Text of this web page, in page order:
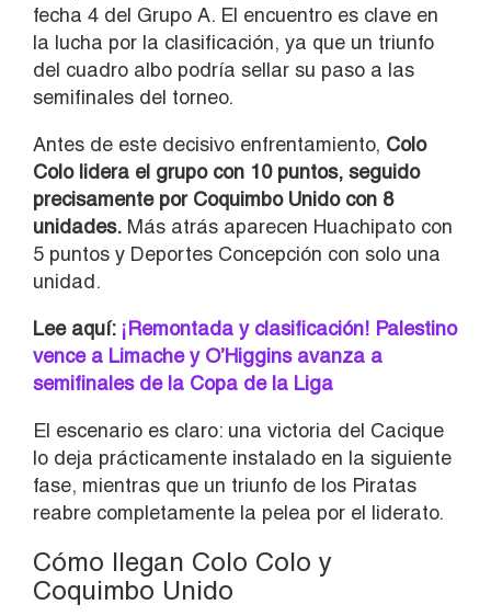
fecha 4 del Grupo A. El encuentro es clave en
la lucha por la clasificación, ya que un triunfo
del cuadro albo podría sellar su paso a las
semifinales del torneo.
Antes de este decisivo enfrentamiento, Colo
Colo lidera el grupo con 10 puntos, seguido
precisamente por Coquimbo Unido con 8
unidades. Más atrás aparecen Huachipato con
5 puntos y Deportes Concepción con solo una
unidad.
Lee aquí: ¡Remontada y clasificación! Palestino
vence a Limache y O’Higgins avanza a
semifinales de la Copa de la Liga
El escenario es claro: una victoria del Cacique
lo deja prácticamente instalado en la siguiente
fase, mientras que un triunfo de los Piratas
reabre completamente la pelea por el liderato.
Cómo llegan Colo Colo y
Coquimbo Unido